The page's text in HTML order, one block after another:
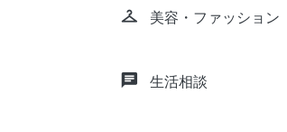
checkroom 美容・ファッション
chat 生活相談